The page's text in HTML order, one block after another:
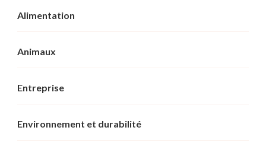
Alimentation
Animaux
Entreprise
Environnement et durabilité